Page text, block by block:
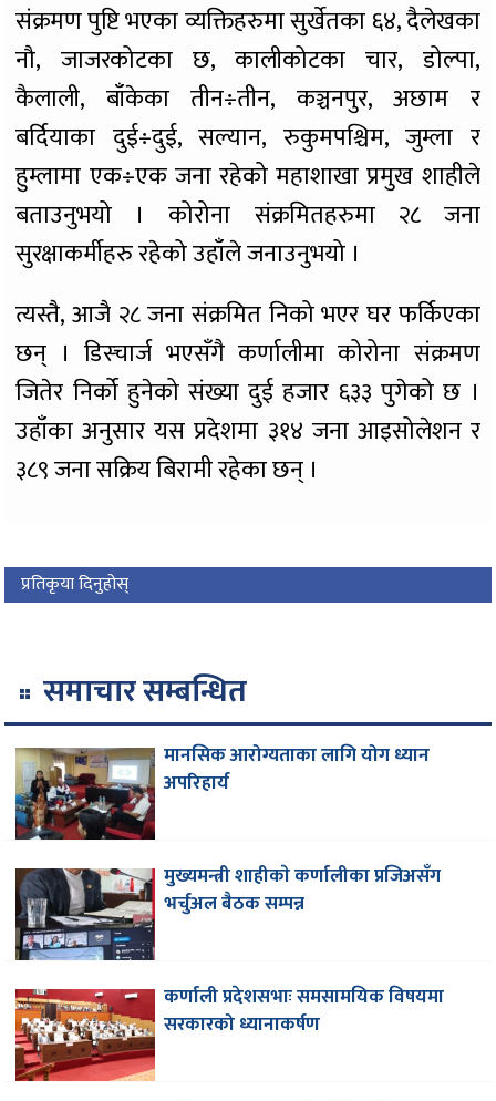
संक्रमण पुष्टि भएका व्यक्तिहरुमा सुर्खेतका ६४, दैलेखका
नौ, जाजरकोटका छ, कालीकोटका चार, डोल्पा,
कैलाली, बाँकेका तीन÷तीन, कञ्चनपुर, अछाम र
बर्दियाका दुई÷दुई, सल्यान, रुकुमपश्चिम, जुम्ला र
हुम्लामा एक÷एक जना रहेको महाशाखा प्रमुख शाहीले
बताउनुभयो । कोरोना संक्रमितहरुमा २८ जना
सुरक्षाकर्मीहरु रहेको उहाँले जनाउनुभयो ।
त्यस्तै, आजै २८ जना संक्रमित निको भएर घर फर्किएका
छन् । डिस्चार्ज भएसँगै कर्णालीमा कोरोना संक्रमण
जितेर निर्को हुनेको संख्या दुई हजार ६३३ पुगेको छ ।
उहाँका अनुसार यस प्रदेशमा ३१४ जना आइसोलेशन र
३८९ जना सक्रिय बिरामी रहेका छन् ।
प्रतिकृया दिनुहोस्
समाचार सम्बन्धित
मानसिक आरोग्यताका लागि योग ध्यान
अपरिहार्य
मुख्यमन्त्री शाहीकाे कर्णालीका प्रजिअसँग
भर्चुअल बैठक सम्पन्न
कर्णाली प्रदेशसभाः समसामयिक विषयमा
सरकारको ध्यानाकर्षण